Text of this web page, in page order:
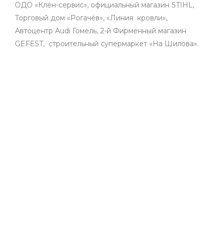
ОДО «Клён-сервис», официальный магазин STIHL,
Торговый дом «Рогачёв», «Линия кровли»,
Автоцентр Audi Гомель, 2-й Фирменный магазин
GEFEST, строительный супермаркет «На Шилова».